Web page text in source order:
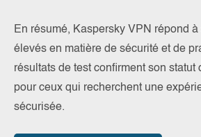
En résumé, Kaspersky VPN répond
élevés en matière de sécurité et de
résultats de test confirment son statut
pour ceux qui recherchent une
sécurisée.